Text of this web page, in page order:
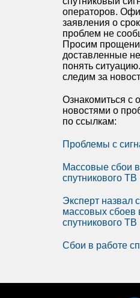
операторов.
заявления о
проблем не
Просим
доставленные
понять
следим за
Ознакомиться с
новостями о
по ссылкам:
Проблемы с
Массовые сбои
спутникового ТВ
Эксперт назвал
массовых сбоев
спутникового ТВ
Сбои в работе